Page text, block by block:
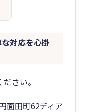
対応を心掛
さい。
面田町62ディア